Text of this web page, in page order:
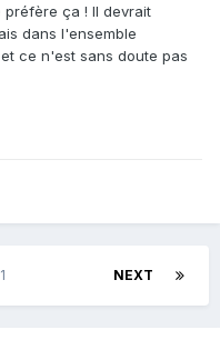
préfère ça ! Il devrait
dans l'ensemble
ce n'est sans doute pas
NEXT